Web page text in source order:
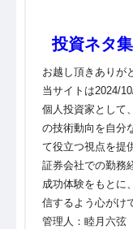
投資ネタ
お越し頂きありが
当サイトは2024/
個人投資家として
の技術動向を自分
て役立つ視点を提
証券会社での勤務
成功体験をもとに
信するよう心がけ
管理人：睦月六弦